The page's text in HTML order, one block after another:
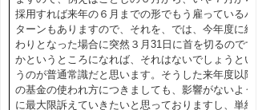
採用すれば来年の６月までの形でもう雇っているパ
ターンもありますので、それを、では、今年度に終
わりとなった場合に突然３月31日に首を切るのです
かというところになれば、それはないでしょうとい
うのが普通常識だと思います。そうした来年度以降
の基金の使われ方につきましても、影響がないよう
に最大限訴えていきたいと思っておりますし、単純